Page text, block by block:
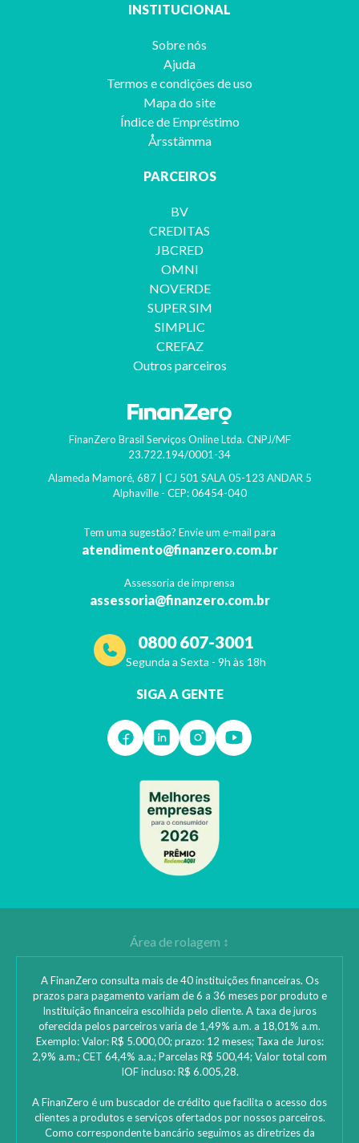
INSTITUCIONAL
Sobre nós
Ajuda
Termos e condições de uso
Mapa do site
Índice de Empréstimo
Årsstämma
PARCEIROS
BV
CREDITAS
JBCRED
OMNI
NOVERDE
SUPER SIM
SIMPLIC
CREFAZ
Outros parceiros
FinanZero Brasil Serviços Online Ltda. CNPJ/MF
23.722.194/0001-34
Alameda Mamoré, 687 | CJ 501 SALA 05-123 ANDAR 5
Alphaville- CEP: 06454-040
Tem uma sugestão? Envie um e-mail para
atendimento@finanzero.com.br
Assessoria de imprensa
assessoria@finanzero.com.br
0800 607-3001
Segunda a Sexta - 9h às 18h
SIGA A GENTE
A FinanZero consulta mais de 40 instituições financeiras. Os
prazos para pagamento variam de 6 a 36 meses por produto e
Instituição financeira escolhida pelo cliente. A taxa de juros
oferecida pelos parceiros varia de 1,49% a.m. a 18,01% a.m.
Exemplo: Valor: R$ 5.000,00; prazo: 12 meses; Taxa de Juros:
2,9% a.m.; CET 64,4% a.a.; Parcelas R$ 500,44; Valor total com
IOF incluso: R$ 6.005,28.
A FinanZero é um buscador de crédito que facilita o acesso dos
clientes a produtos e serviços ofertados por nossos parceiros.
Como correspondente bancário seguimos as diretrizes da